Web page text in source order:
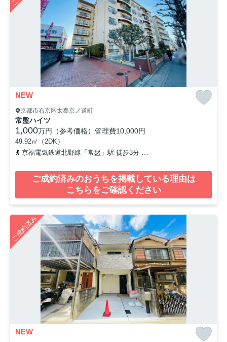
NEW
京都市右京区太秦京ノ道町
常盤ハイツ
1,000万円（参考価格） 管理費10,000円
49.92㎡（2DK）
京福電気鉄道北野線「常盤」駅 徒歩3分
ご成約済みのおうちを掲載している理由は
こちらをご確認ください
ご成約済み
NEW